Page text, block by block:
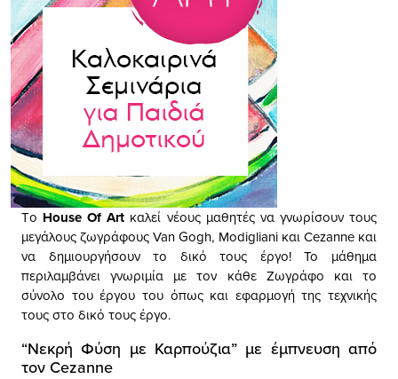
Τo House Of Art καλεί νέους μαθητές να γνωρίσουν τους
μεγάλους ζωγράφους Van Gogh, Modigliani και Cezanne και
να δημιουργήσουν το δικό τους έργο! Το μάθημα
περιλαμβάνει γνωριμία με τον κάθε Ζωγράφο και το
σύνολο του έργου του όπως και εφαρμογή της τεχνικής
τους στο δικό τους έργο.
“Νεκρή Φύση με Καρπούζια” με έμπνευση από
τον Cezanne